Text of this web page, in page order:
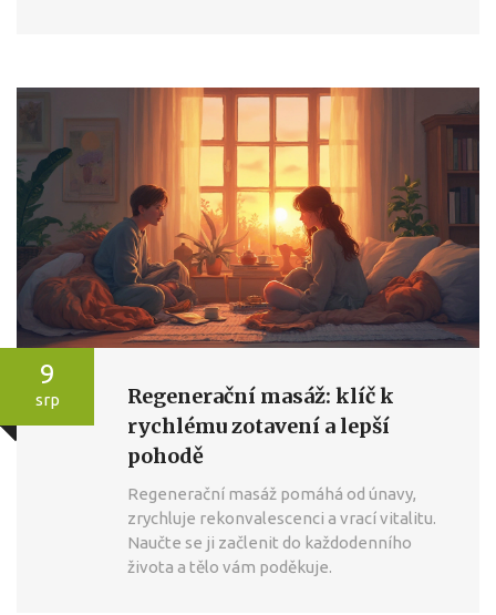
9
srp
Regenerační masáž: klíč k
rychlému zotavení a lepší
pohodě
Regenerační masáž pomáhá od únavy,
zrychluje rekonvalescenci a vrací vitalitu.
Naučte se ji začlenit do každodenního
života a tělo vám poděkuje.